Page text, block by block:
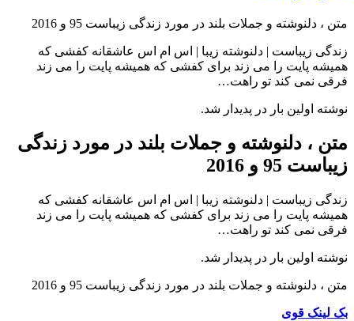
متن ، دلنوشته و جملات بلند در مورد زندگی زیباست 95 و 2016
زندگی زیباست | دلنوشته زیبا | اس ام اس عاشقانه کفشی که
همیشه پایت را می زند برای کفشی که همیشه پایت را می زند
فرقی نمی کند تو راهت…
نوشته اولین بار در پدیدار شد.
متن ، دلنوشته و جملات بلند در مورد زندگی
زیباست 95 و 2016
زندگی زیباست | دلنوشته زیبا | اس ام اس عاشقانه کفشی که
همیشه پایت را می زند برای کفشی که همیشه پایت را می زند
فرقی نمی کند تو راهت…
نوشته اولین بار در پدیدار شد.
متن ، دلنوشته و جملات بلند در مورد زندگی زیباست 95 و 2016
بک لینک قوی